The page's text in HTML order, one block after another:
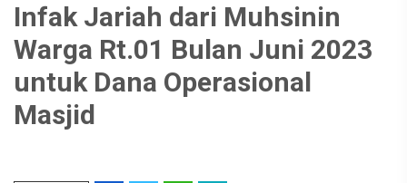
Infak Jariah dari Muhsinin
Warga Rt.01 Bulan Juni 2023
untuk Dana Operasional
Masjid